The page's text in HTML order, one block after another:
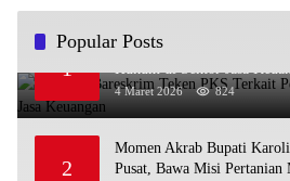
Popular Posts
1
OJK dan Bareskrim Teken
Hukum di Sektor Jasa
4 Maret 2026 824
2
Momen Akrab Bupati